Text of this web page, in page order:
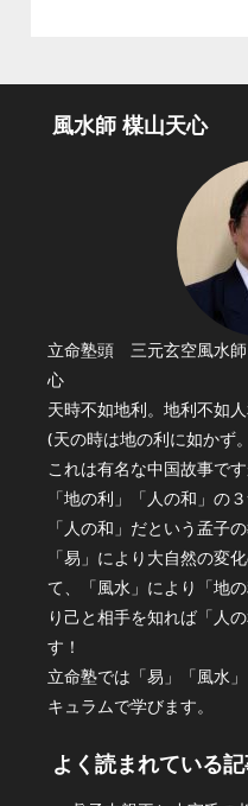
風水師 楳山天心
立命塾頭 三元玄空風水
心
天時不如地利。地利不如人
(天の時は地の利に如かず
これは有名な中国故事で
「地の利」「人の和」の
「人の和」だという孟子の
「易」により大自然の変
て、「風水」により「地
り己と相手を知れば「人
す！
立命塾では「易」「風水
キュラムで学びます。
よく読まれている